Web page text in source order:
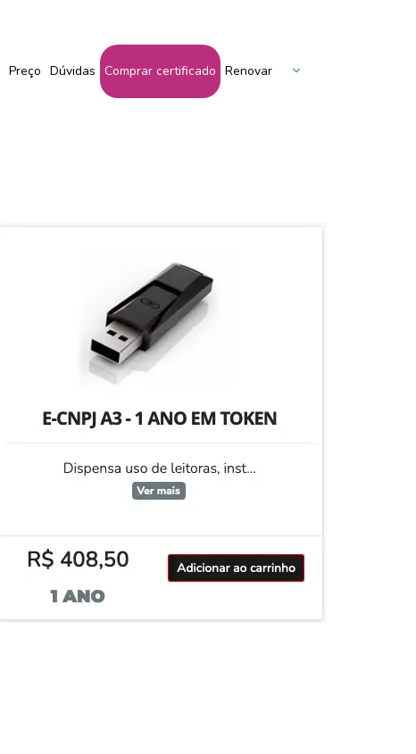
Preço Dúvidas Comprar certificado Renovar